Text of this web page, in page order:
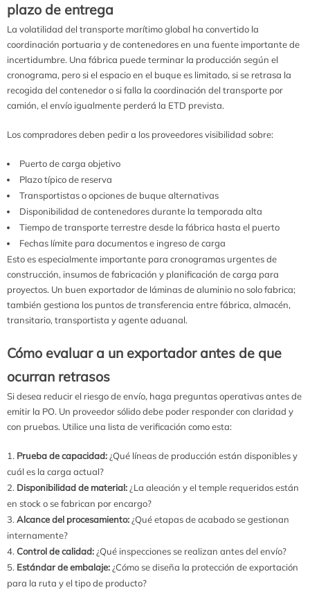
plazo de entrega
La volatilidad del transporte marítimo global ha convertido la
coordinación portuaria y de contenedores en una fuente importante de
incertidumbre. Una fábrica puede terminar la producción según el
cronograma, pero si el espacio en el buque es limitado, si se retrasa la
recogida del contenedor o si falla la coordinación del transporte por
camión, el envío igualmente perderá la ETD prevista.
Los compradores deben pedir a los proveedores visibilidad sobre:
Puerto de carga objetivo
Plazo típico de reserva
Transportistas o opciones de buque alternativas
Disponibilidad de contenedores durante la temporada alta
Tiempo de transporte terrestre desde la fábrica hasta el puerto
Fechas límite para documentos e ingreso de carga
Esto es especialmente importante para cronogramas urgentes de
construcción, insumos de fabricación y planificación de carga para
proyectos. Un buen exportador de láminas de aluminio no solo fabrica;
también gestiona los puntos de transferencia entre fábrica, almacén,
transitario, transportista y agente aduanal.
Cómo evaluar a un exportador antes de que
ocurran retrasos
Si desea reducir el riesgo de envío, haga preguntas operativas antes de
emitir la PO. Un proveedor sólido debe poder responder con claridad y
con pruebas. Utilice una lista de verificación como esta:
Prueba de capacidad: ¿Qué líneas de producción están disponibles y
cuál es la carga actual?
Disponibilidad de material: ¿La aleación y el temple requeridos están
en stock o se fabrican por encargo?
Alcance del procesamiento: ¿Qué etapas de acabado se gestionan
internamente?
Control de calidad: ¿Qué inspecciones se realizan antes del envío?
Estándar de embalaje: ¿Cómo se diseña la protección de exportación
para la ruta y el tipo de producto?